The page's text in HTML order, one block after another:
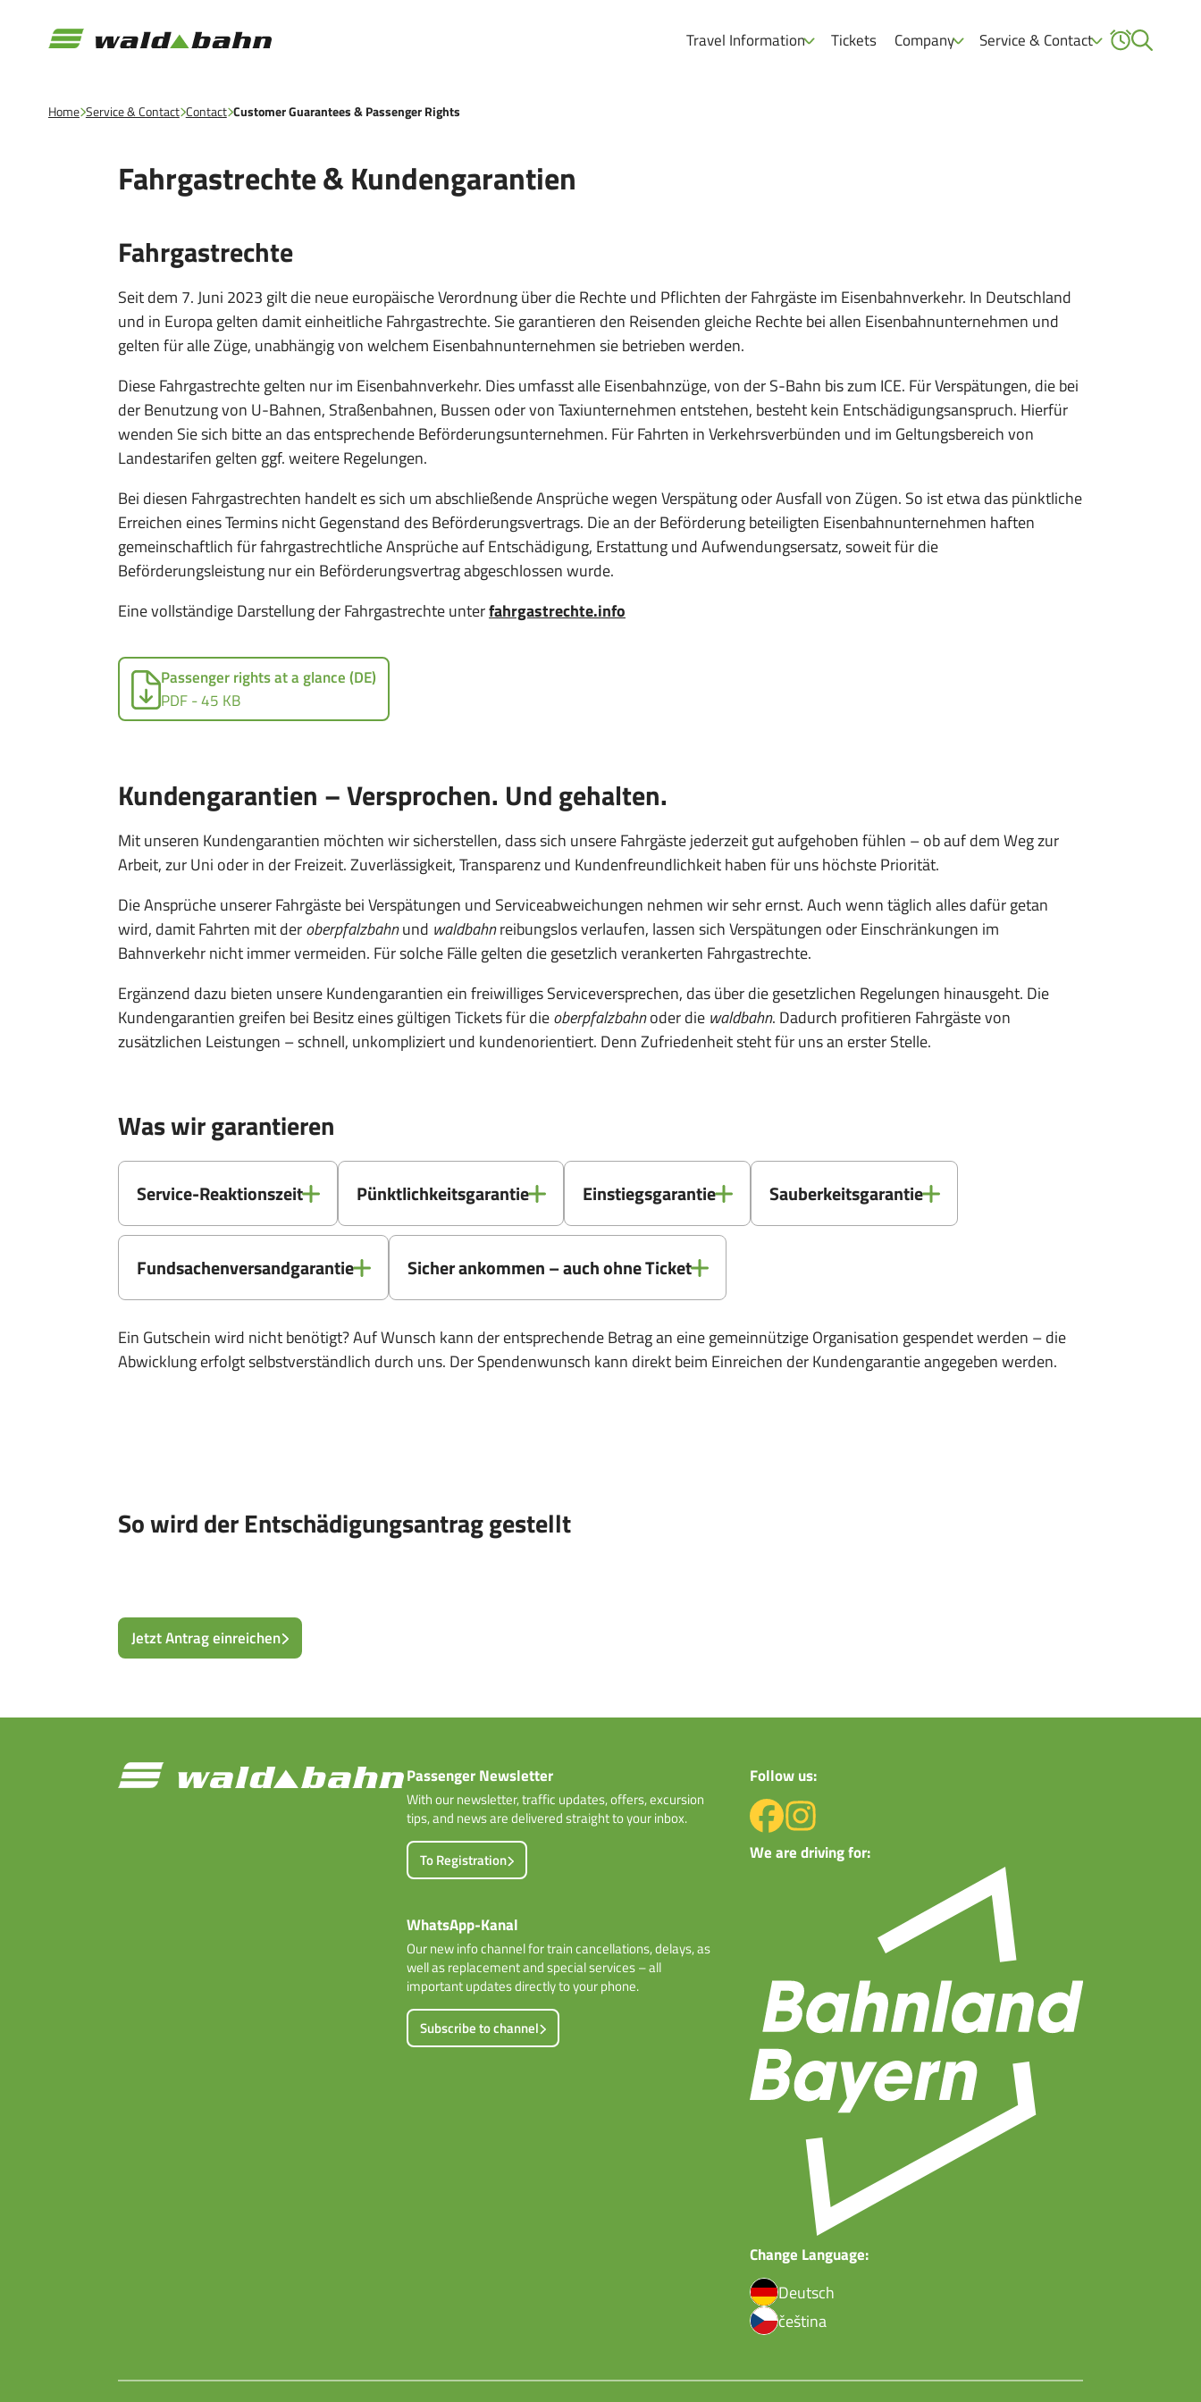
Travel Information Tickets Company Service & Contact
Home Service & Contact Contact Customer Guarantees & Passenger Rights
Fahrgastrechte & Kundengarantien
Fahrgastrechte
Seit dem 7. Juni 2023 gilt die neue europäische Verordnung über die Rechte und Pflichten der Fahrgäste im Eisenbahnverkehr. In Deutschland
und in Europa gelten damit einheitliche Fahrgastrechte. Sie garantieren den Reisenden gleiche Rechte bei allen Eisenbahnunternehmen und
gelten für alle Züge, unabhängig von welchem Eisenbahnunternehmen sie betrieben werden.
Diese Fahrgastrechte gelten nur im Eisenbahnverkehr. Dies umfasst alle Eisenbahnzüge, von der S-Bahn bis zum ICE. Für Verspätungen, die bei
der Benutzung von U-Bahnen, Straßenbahnen, Bussen oder von Taxiunternehmen entstehen, besteht kein Entschädigungsanspruch. Hierfür
wenden Sie sich bitte an das entsprechende Beförderungsunternehmen. Für Fahrten in Verkehrsverbünden und im Geltungsbereich von
Landestarifen gelten ggf. weitere Regelungen.
Bei diesen Fahrgastrechten handelt es sich um abschließende Ansprüche wegen Verspätung oder Ausfall von Zügen. So ist etwa das pünktliche
Erreichen eines Termins nicht Gegenstand des Beförderungsvertrags. Die an der Beförderung beteiligten Eisenbahnunternehmen haften
gemeinschaftlich für fahrgastrechtliche Ansprüche auf Entschädigung, Erstattung und Aufwendungsersatz, soweit für die
Beförderungsleistung nur ein Beförderungsvertrag abgeschlossen wurde.
Eine vollständige Darstellung der Fahrgastrechte unterfahrgastrechte.info
Passenger rights at a glance (DE)
PDF - 45 KB
Kundengarantien – Versprochen. Und gehalten.
Mit unseren Kundengarantien möchten wir sicherstellen, dass sich unsere Fahrgäste jederzeit gut aufgehoben fühlen – ob auf dem Weg zur
Arbeit, zur Uni oder in der Freizeit. Zuverlässigkeit, Transparenz und Kundenfreundlichkeit haben für uns höchste Priorität.
Die Ansprüche unserer Fahrgäste bei Verspätungen und Serviceabweichungen nehmen wir sehr ernst. Auch wenn täglich alles dafür getan
wird, damit Fahrten mit deroberpfalzbahnund waldbahnreibungslos verlaufen, lassen sich Verspätungen oder Einschränkungen im
Bahnverkehr nicht immer vermeiden. Für solche Fälle gelten die gesetzlich verankerten Fahrgastrechte.
Ergänzend dazu bieten unsere Kundengarantien ein freiwilliges Serviceversprechen, das über die gesetzlichen Regelungen hinausgeht. Die
Kundengarantien greifen bei Besitz eines gültigen Tickets für dieoberpfalzbahnoder die waldbahn. Dadurch profitieren Fahrgäste von
zusätzlichen Leistungen – schnell, unkompliziert und kundenorientiert. Denn Zufriedenheit steht für uns an erster Stelle.
Was wir garantieren
Service-Reaktionszeit Pünktlichkeitsgarantie Einstiegsgarantie Sauberkeitsgarantie
Fundsachenversandgarantie Sicher ankommen – auch ohne Ticket
Ein Gutschein wird nicht benötigt? Auf Wunsch kann der entsprechende Betrag an eine gemeinnützige Organisation gespendet werden – die
Abwicklung erfolgt selbstverständlich durch uns. Der Spendenwunsch kann direkt beim Einreichen der Kundengarantie angegeben werden.
So wird der Entschädigungsantrag gestellt
Jetzt Antrag einreichen
Passenger Newsletter
With our newsletter, traffic updates, offers, excursion
tips, and news are delivered straight to your inbox.
To Registration
WhatsApp-Kanal
Our new info channel for train cancellations, delays, as
well as replacement and special services – all
important updates directly to your phone.
Subscribe to channel
Follow us:
We are driving for:
Change Language:
Deutsch
čeština